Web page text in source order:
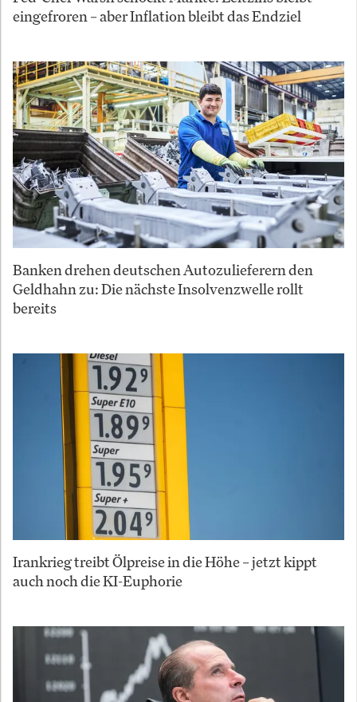
eingefroren – aber Inflation bleibt das Endziel
Banken drehen deutschen Autozulieferern den
Geldhahn zu: Die nächste Insolvenzwelle rollt
bereits
Irankrieg treibt Ölpreise in die Höhe – jetzt kippt
auch noch die KI-Euphorie